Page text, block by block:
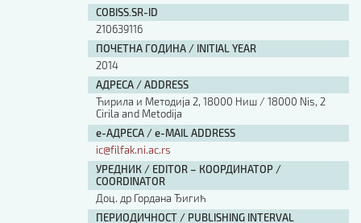
COBISS.SR-ID
210639116
ПОЧЕТНА ГОДИНА / INITIAL YEAR
2014
АДРЕСА / ADDRESS
Ћирила и Методија 2, 18000 Ниш / 18000 Nis, 2
Cirila and Metodija
е-АДРЕСА / e-MAIL ADDRESS
ic@filfak.ni.ac.rs
УРЕДНИК / EDITOR – КООРДИНАТОР /
COORDINATOR
Доц. др Гордана Ђигић
ПЕРИОДИЧНОСТ / PUBLISHING INTERVAL